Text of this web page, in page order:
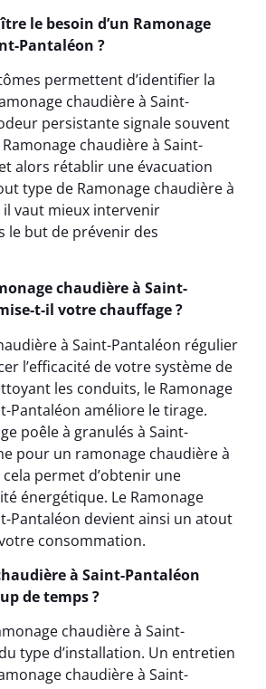
le besoin d’un Ramonage
Pantaléon ?
permettent d’identifier la
chaudière à Saint-
persistante signale souvent
chaudière à Saint-
alors rétablir une évacuation
type de Ramonage chaudière à
il vaut mieux intervenir
le but de prévenir des
chaudière à Saint-
t-il votre chauffage ?
à Saint-Pantaléon régulier
l’efficacité de votre système de
les conduits, le Ramonage
Pantaléon améliore le tirage.
poêle à granulés à Saint-
pour un ramonage chaudière à
permet d’obtenir une
énergétique. Le Ramonage
Pantaléon devient ainsi un atout
consommation.
à Saint-Pantaléon
de temps ?
chaudière à Saint-
type d’installation. Un entretien
chaudière à Saint-